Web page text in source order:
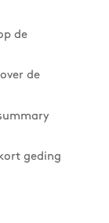
de
de
geding